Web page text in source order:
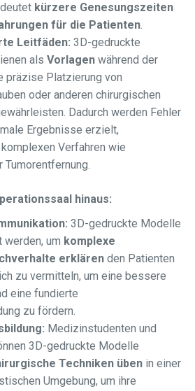
kürzere Genesungszeiten
für die Patienten.
Leitfäden: 3D-gedruckte
als Vorlagen während der
präzise Platzierung von
oder anderen chirurgischen
Dadurch werden Fehler
Ergebnisse erzielt,
Verfahren wie
hinaus:
3D-gedruckte Modelle
werden, um komplexe
erklären den Patienten
zu vermitteln, um eine bessere
eine fundierte
zu fördern.
Medizinstudenten und
3D-gedruckte Modelle
Techniken üben in einer
Umgebung, um ihre